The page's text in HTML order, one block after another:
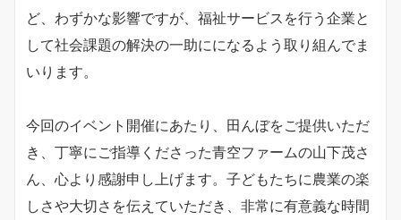
ど、わずかな影響ですが、福祉サービスを行う企業と
して社会課題の解決の一助にになるよう取り組んでま
いります。
今回のイベント開催にあたり、田んぼをご提供いただ
き、丁寧にご指導くださった青空ファームの山下茂さ
ん、心より感謝申し上げます。子どもたちに農業の楽
しさや大切さを伝えていただき、非常に有意義な時間